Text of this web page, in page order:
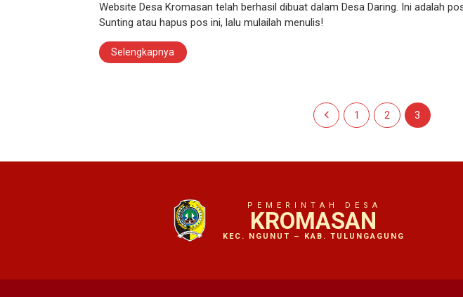
Website Desa Kromasan telah berhasil dibuat dalam Desa Daring. Ini adalah
Sunting atau hapus pos ini, lalu mulailah menulis!
Selengkapnya
Laman sebelumnya
Laman
1 Laman
2 Laman
3
PEMERINTAH DESA
KROMASAN
KEC. NGUNUT – KAB. TULUNGAGUNG